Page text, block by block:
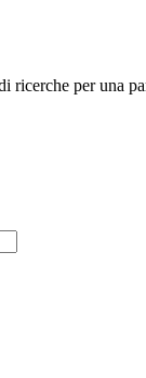
ricerche per una